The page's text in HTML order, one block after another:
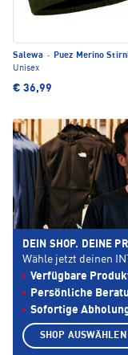
Salewa ·
Puez Merino
Unisex
€ 36,99
DEIN SHOP. DEINE
Wähle jetzt deinen
Verfügbare
Persönliche
Sofortige